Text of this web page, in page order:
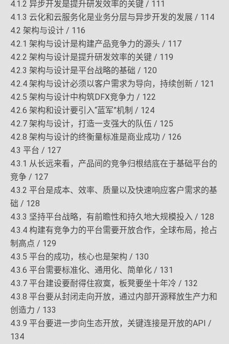
4.1.2 异步开发是提升研发效率的关键 / 111
4.1.3 云化和云服务化是业务分层与异步开发的发展 / 114
4.2 架构与设计 / 116
4.2.1 架构与设计是构建产品竞争力的源头 / 117
4.2.2 架构与设计是提升研发效率的关键 / 119
4.2.3 架构与设计是平台战略的基础 / 120
4.2.4 架构与设计必须以客户需求为导向，持续创新 / 121
4.2.5 架构与设计中构筑DFX竞争力 / 122
4.2.6 架构和设计要引入“蓝军”机制 / 124
4.2.7 架构与设计，打造一支强大的队伍 / 125
4.2.8 架构与设计的终衡量标准是商业成功 / 126
4.3 平台 / 127
4.3.1 从长远来看，产品间的竞争归根结底在于基础平台的
竞争 / 127
4.3.2 平台是成本、效率、质量以及快速响应客户需求的基
础 / 128
4.3.3 坚持平台战略，有前瞻性和持久地大规模投入 / 128
4.3.4 构建有竞争力的平台需要开放合作，全球布局，抢占
制高点 / 129
4.3.5 平台的成功，核心也是架构 / 130
4.3.6 平台需要标准化、通用化、简单化 / 131
4.3.7 平台建设要耐得住寂寞，板凳要坐十年冷 / 132
4.3.8 平台要从封闭走向开放，通过内部开源释放生产力和
创造力 / 133
4.3.9 平台要进一步向生态开放，关键连接是开放的API /
134